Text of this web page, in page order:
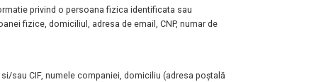
privind o persoana fizica identificata sau
fizice, domiciliul, adresa de email, CNP, numar de
sau CIF, numele companiei, domiciliu (adresa poștală